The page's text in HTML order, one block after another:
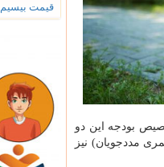
بودجه این دو
برنامه ششم (افزایش ۲۰ درصدی سالانه مستمری مددجویان) نیز
قیمت بیسیم